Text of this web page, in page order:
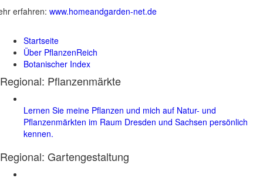
erfahren: www.homeandgarden-net.de
Startseite
Über PflanzenReich
Botanischer Index
Regional: Pflanzenmärkte
Lernen Sie meine Pflanzen und mich auf Natur- und
Pflanzenmärkten im Raum Dresden und Sachsen persönlich
kennen.
Regional: Gartengestaltung